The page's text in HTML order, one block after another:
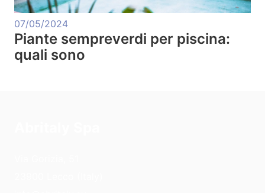
07/05/2024
Piante sempreverdi per piscina:
quali sono